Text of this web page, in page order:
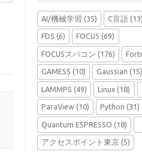
AI/機械学習 (35) C言語 (13)
FDS (6) FOCUS (69)
FOCUSスパコン (176)
GAMESS (10) Gaussian (15)
LAMMPS (49) Linux (18)
ParaView(10) Python (31)
Quantum ESPRESSO (18)
アクセスポイント東京(5)